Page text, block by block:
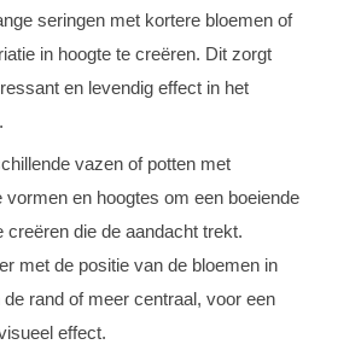
seringen met kortere bloemen of
in hoogte te creëren. Dit zorgt
en levendig effect in het
vazen of potten met
vormen en hoogtes om een boeiende
creëren die de aandacht trekt.
met de positie van de bloemen in
rand of meer centraal, voor een
effect.